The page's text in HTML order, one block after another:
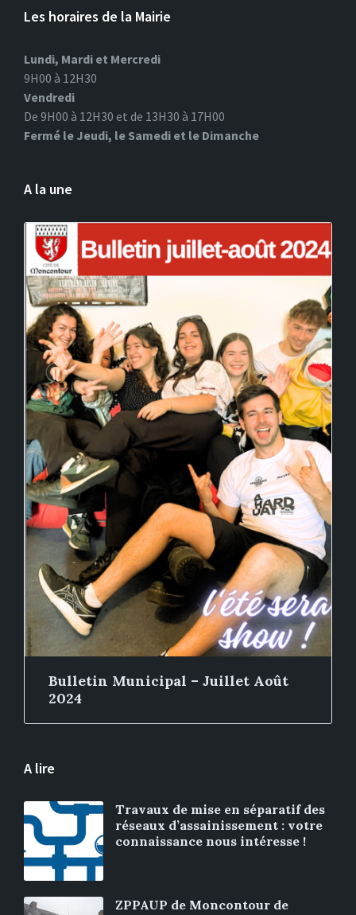
Les horaires de la Mairie
Lundi, Mardi et Mercredi
9H00 à 12H30
Vendredi
De 9H00 à 12H30 et de 13H30 à 17H00
Fermé le Jeudi, le Samedi et le Dimanche
A la une
Bulletin Municipal – Juillet Août
2024
A lire
Travaux de mise en séparatif des
réseaux d’assainissement : votre
connaissance nous intéresse !
ZPPAUP de Moncontour de